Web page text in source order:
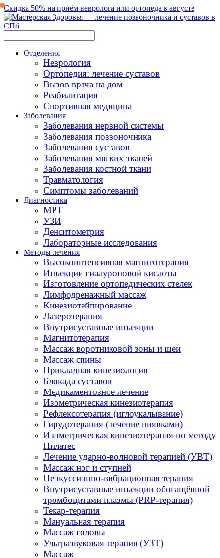
Скидка 50% на приём невролога или ортопеда в августе
Отделения
Неврология
Ортопедия: лечение суставов
Вызов врача на дом
Реабилитация
Спортивная медицина
Заболевания
Заболевания нервной системы
Заболевания позвоночника
Заболевания суставов
Заболевания мягких тканей
Заболевания костной ткани
Травматология
Симптомы заболеваний
Диагностика
МРТ
УЗИ
Денситометрия
Лабораторные исследования
Методы лечения
Высокоинтенсивная магнитотерапия
Инъекции гиалуроновой кислоты
Изготовление ортопедических стелек
Лимфодренажный массаж
Кинезиотейпирование
Лазеротерапия
Внутрисуставные инъекции
Магнитотерапия
Массаж воротниковой зоны и шеи
Массаж спины
Прикладная кинезиология
Блокада суставов
Медикаментозное лечение
Изометрическая кинезиотерапия
Рефлексотерапия (иглоукалывание)
Гирудотерапия (лечение пиявками)
Изометрическая кинезиотерапия по методу
Пилатес
Лечение ударно-волновой терапией (УВТ)
Массаж ног и ступней
Перкуссионно-вибрационная терапия
Внутрисуставные инъекции обогащённой
тромбоцитами плазмы (PRP-терапия)
Текар-терапия
Мануальная терапия
Массаж головы
Ультразвуковая терапия (УЗТ)
Массаж